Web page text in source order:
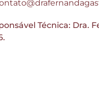
Técnica: Dra.